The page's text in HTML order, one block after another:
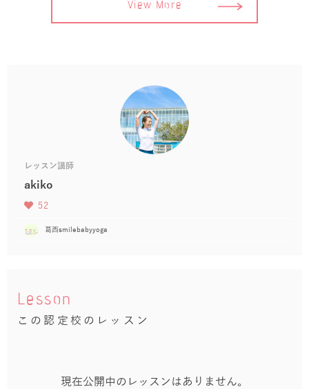
View More
レッスン講師
akiko
52
葛西smilebabyyoga
Lesson
この認定校のレッスン
現在公開中のレッスンはありません。